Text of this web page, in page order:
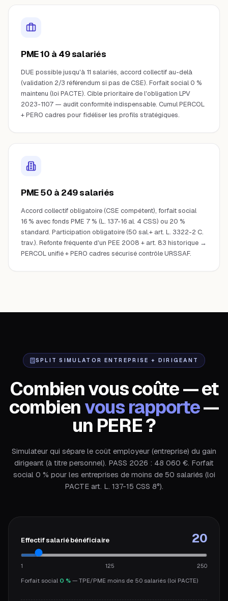
PME 10 à 49 salariés
DUE possible jusqu'à 11 salariés, accord collectif au-delà
(validation 2/3 référendum si pas de CSE). Forfait social 0 %
maintenu (loi PACTE). Cible prioritaire de l'obligation LPV
2023-1107 — audit conformité indispensable. Cumul PERCOL
+ PERO cadres pour fidéliser les profils stratégiques.
PME 50 à 249 salariés
Accord collectif obligatoire (CSE compétent), forfait social
16 % avec fonds PME 7 % (L. 137-16 al. 4 CSS) ou 20 %
standard. Participation obligatoire (50 sal.+ art. L. 3322-2 C.
trav.). Refonte fréquente d'un PEE 2008 + art. 83 historique →
PERCOL unifié + PERO cadres sécurisé contrôle URSSAF.
SPLIT SIMULATOR ENTREPRISE + DIRIGEANT
Combien vous coûte — et
combienvous rapporte—
un PERE ?
Simulateur qui sépare le coût employeur (entreprise) du gain
dirigeant (à titre personnel). PASS 2026 : 48 060 €. Forfait
social 0 % pour les entreprises de moins de 50 salariés (loi
PACTE art. L. 137-15 CSS 8°).
Effectif salarié bénéficiaire 20
1 125 250
Forfait social 0 % — TPE/PME moins de 50 salariés (loi PACTE)